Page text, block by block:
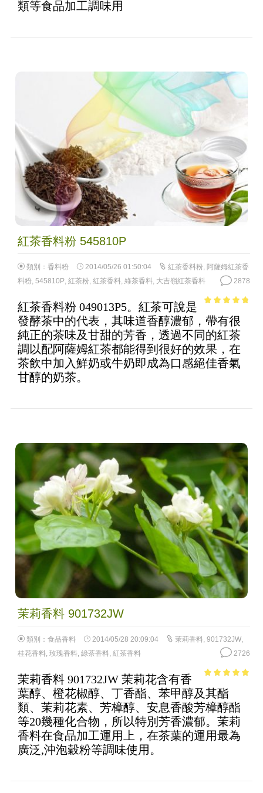
類等食品加工調味用
紅茶香料粉 545810P
類別： 香料粉 2014/05/26 01:50:04 紅茶香料粉, 阿薩姆紅茶香
料粉, 545810P, 紅茶粉, 紅茶香料, 綠茶香料, 大吉嶺紅茶香料 2878
5
紅茶香料粉 049013P5。紅茶可說是
發酵茶中的代表，其味道香醇濃郁，帶有很
純正的茶味及甘甜的芳香，透過不同的紅茶
調以配阿薩姆紅茶都能得到很好的效果，在
茶飲中加入鮮奶或牛奶即成為口感絕佳香氣
甘醇的奶茶。
茉莉香料 901732JW
類別： 食品香料 2014/05/28 20:09:04 茉莉香料 901732JW,
桂花香料 玫瑰香料 綠茶香料 紅茶香料 2726
5
茉莉香料 901732JW 茉莉花含有香
葉醇、橙花椒醇、丁香酯、苯甲醇及其酯
類、茉莉花素、芳樟醇、安息香酸芳樟醇酯
等20幾種化合物，所以特別芳香濃郁。茉莉
香料在食品加工運用上，在茶葉的運用最為
廣泛,沖泡穀粉等調味使用。